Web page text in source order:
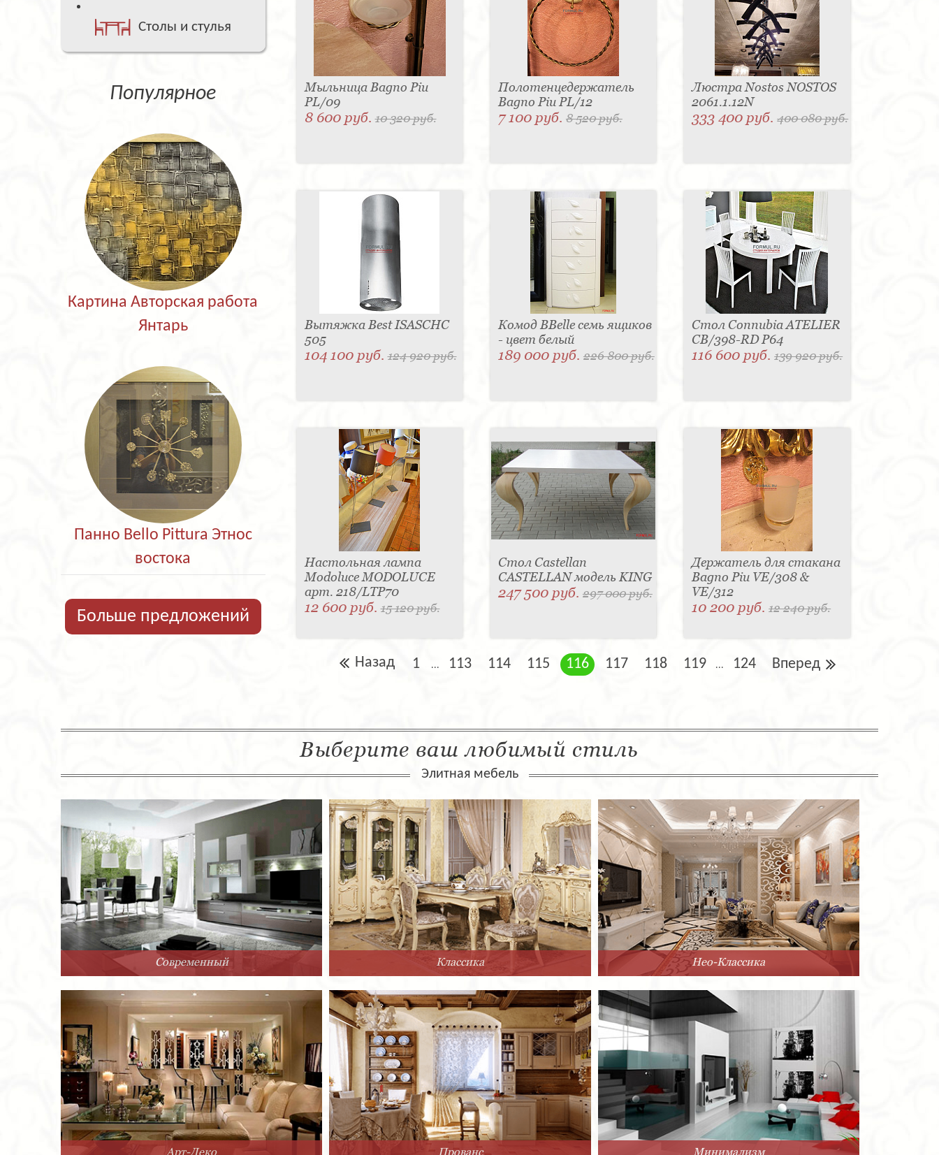
Столы и стулья
Популярное
Картина Авторская работа
Янтарь
Панно Bello Pittura Этнос
востока
Больше предложений
Мыльница Bagno Piu
PL/09
8 600 руб.10 320 руб.
Полотенцедержатель
Bagno Piu PL/12
7 100 руб. 8 520 руб.
Люстра Nostos NOSTOS
2061.1.12N
333 400 руб.400 080 руб.
Вытяжка Best ISASCHC
505
104 100 руб.124 920 руб.
Комод BBelle семь ящиков
- цвет белый
189 000 руб. 226 800 руб.
Стол Connubia ATELIER
CB/398-RD P64
116 600 руб.139 920 руб.
Настольная лампа
Modoluce MODOLUCE
арт. 218/LTP70
12 600 руб.15 120 руб.
Стол Castellan
CASTELLAN модель KING
247 500 руб. 297 000 руб.
Держатель для стакана
Bagno Piu VE/308 &
VE/312
10 200 руб.12 240 руб.
Назад 1 ... 113 114 115 116 117 118 119 ... 124 Вперед
Выберите ваш любимый стиль
Элитная мебель
Современный Классика Нео-Классика
Арт-Деко Прованс Минимализм